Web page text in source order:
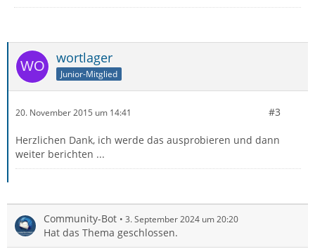
wortlager
Junior-Mitglied
20. November 2015 um 14:41 #3
Herzlichen Dank, ich werde das ausprobieren und dann
weiter berichten ...
Community-Bot 3. September 2024 um 20:20
Hat das Thema geschlossen.